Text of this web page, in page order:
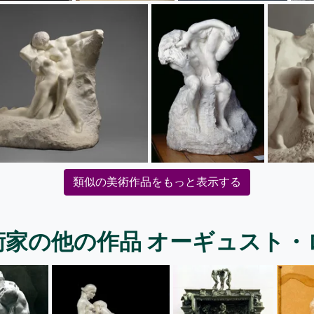
類似の美術作品をもっと表示する
の他の作品 オーギュスト